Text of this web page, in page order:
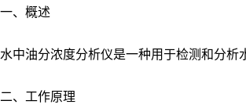
一、概述
水中油分浓度分析仪是一种用于检测和分析
二、工作原理